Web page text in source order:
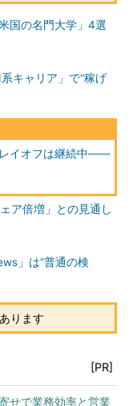
国の名門大学」4選
キャリア」で“稼げ
レイオフは継続中――
ア倍増」との見通し
」は“普通の検
ります
[PR]
せで業務効率と営業